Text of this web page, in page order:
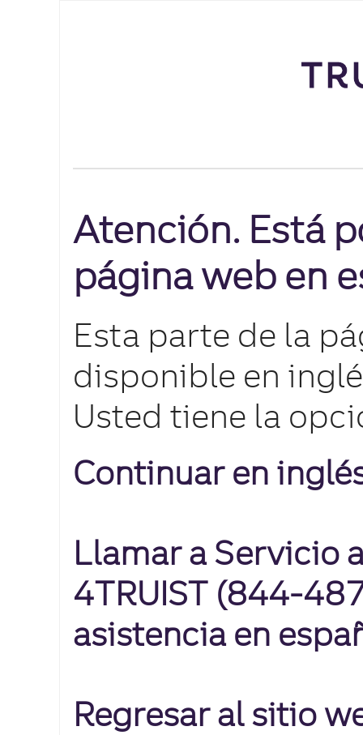
Atención. Está
página web en
Esta parte de la
disponible en
Usted tiene la
Continuar en
Llamar a Servicio
4TRUIST (844-
asistencia en
Regresar al sitio